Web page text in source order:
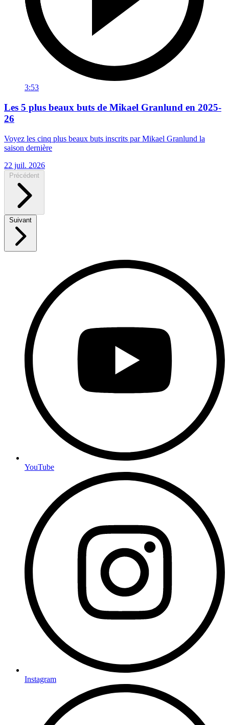
3:53
Les 5 plus beaux buts de Mikael Granlund en 2025-
26
Voyez les cinq plus beaux buts inscrits par Mikael Granlund la
saison dernière
22 juil. 2026
Précédent
Suivant
YouTube
Instagram